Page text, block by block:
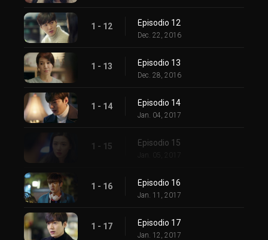
1 - 12 Episodio 12
Dec. 22, 2016
1 - 13 Episodio 13
Dec. 28, 2016
1 - 14 Episodio 14
Jan. 04, 2017
1 - 15 Episodio 15
Jan. 05, 2017
1 - 16 Episodio 16
Jan. 11, 2017
1 - 17 Episodio 17
Jan. 12, 2017